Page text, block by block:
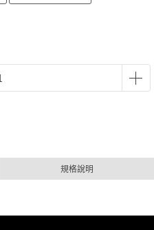
規格說明